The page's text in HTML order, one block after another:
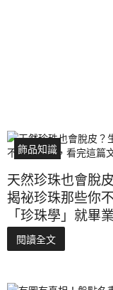
飾品知識
天然珍珠也會脫
揭祕珍珠那些你
「珍珠學」就畢
閱讀全文